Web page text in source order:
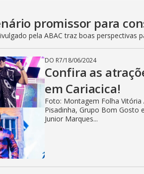
promissor para
pela ABAC traz boas perspectivas
DO R7/18/06/2024
Confira as
em Cariacica!
Foto: Montagem Folha
Pisadinha, Grupo Bom Gosto
Junior Marques...